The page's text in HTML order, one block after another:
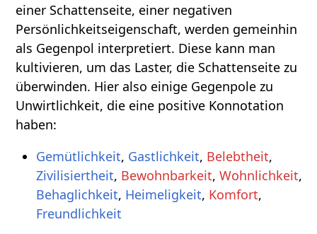
einer Schattenseite, einer negativen
Persönlichkeitseigenschaft, werden gemeinhin
als Gegenpol interpretiert. Diese kann man
kultivieren, um das Laster, die Schattenseite zu
überwinden. Hier also einige Gegenpole zu
Unwirtlichkeit, die eine positive Konnotation
haben:
Gemütlichkeit, Gastlichkeit, Belebtheit,
Zivilisiertheit, Bewohnbarkeit, Wohnlichkeit,
Behaglichkeit, Heimeligkeit, Komfort,
Freundlichkeit